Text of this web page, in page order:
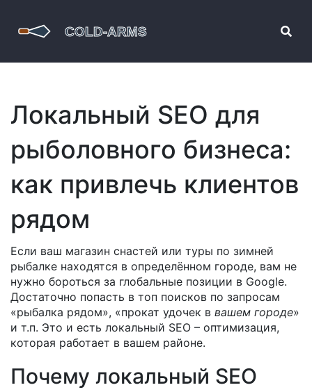
Локальный SEO для
рыболовного бизнеса:
как привлечь клиентов
рядом
Если ваш магазин снастей или туры по зимней
рыбалке находятся в определённом городе, вам не
нужно бороться за глобальные позиции в Google.
Достаточно попасть в топ поисков по запросам
«рыбалка рядом», «прокат удочек в вашем городе»
и т.п. Это и есть локальный SEO – оптимизация,
которая работает в вашем районе.
Почему локальный SEO